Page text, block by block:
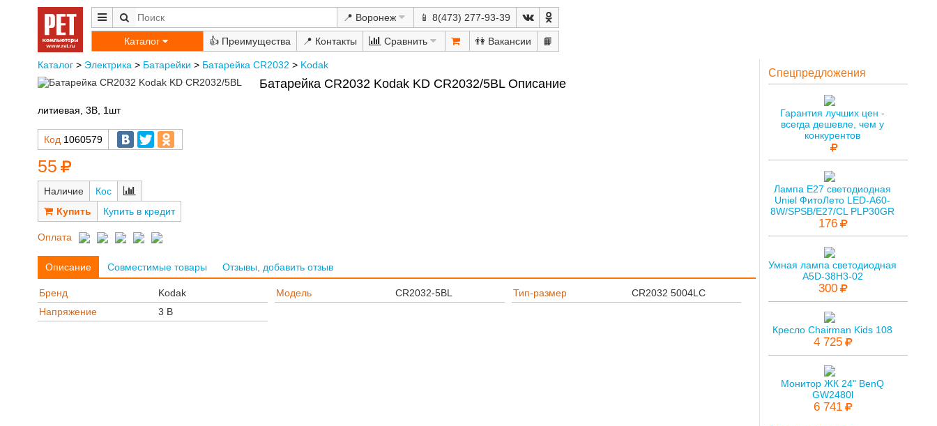
📍 Воронеж 📱 8(473) 277-93-39
Каталог 👍 📍 Сравнить 👫 📙
Каталог> Электрика > Батарейки > Батарейка CR2032 > Kodak
Батарейка CR2032 Kodak KD CR2032/5BL Описание
литиевая, 3В, 1шт
Код 1060579
55
Наличие
Кос
Купить в кредит
Оплата
Описание Совместимые товары Отзывы, добавить отзыв
Бренд Kodak Модель CR2032-5BL Тип-размер
CR2032 5004LC
Напряжение
3 В
Спецпредложения
Гарантия лучших цен -
всегда дешевле, чем у
конкурентов
Лампа E27 светодиодная
Uniel ФитоЛето LED-A60-
8W/SPSB/E27/CL PLP30GR
176
Умная лампа светодиодная
A5D-38H3-02
300
Кресло Chairman Kids 108
4 725
Монитор ЖК 24" BenQ
GW2480l
6 741